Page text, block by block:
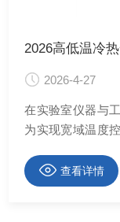
2026-4-27
在实验室仪器与
为实现宽域温度
验数据的准确性
技术实力与完善
查看详情